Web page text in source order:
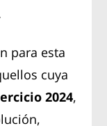
para esta
cuya
2024,